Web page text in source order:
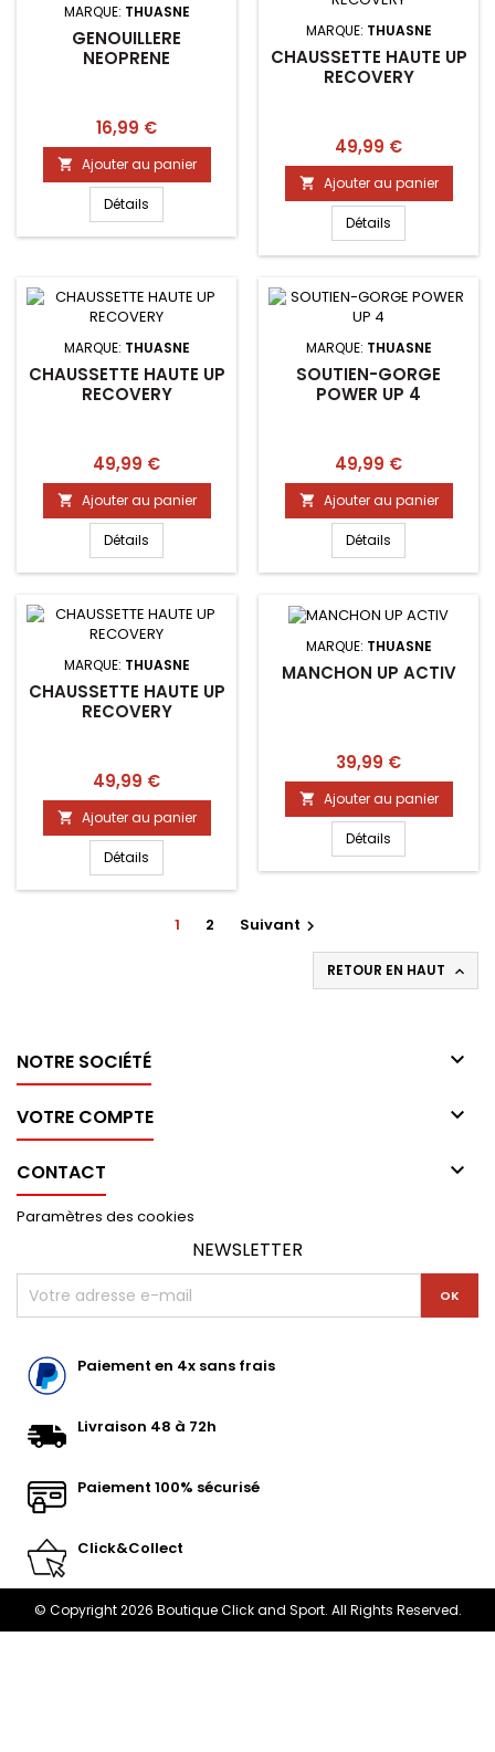
MARQUE: THUASNE
GENOUILLERE
NEOPRENE
Prix
16,99 €
 Ajouter au panier
Détails
MARQUE: THUASNE
CHAUSSETTE HAUTE UP
RECOVERY
Prix
49,99 €
 Ajouter au panier
Détails
MARQUE: THUASNE
CHAUSSETTE HAUTE UP
RECOVERY
Prix
49,99 €
 Ajouter au panier
Détails
MARQUE: THUASNE
SOUTIEN-GORGE
POWER UP 4
Prix
49,99 €
 Ajouter au panier
Détails
MARQUE: THUASNE
CHAUSSETTE HAUTE UP
RECOVERY
Prix
49,99 €
 Ajouter au panier
Détails
MARQUE: THUASNE
MANCHON UP ACTIV
Prix
39,99 €
 Ajouter au panier
Détails
1 2 Suivant 
RETOUR EN HAUT 
NOTRE SOCIÉTÉ 
VOTRE COMPTE 
CONTACT 
Paramètres des cookies
NEWSLETTER
Paiement en 4x sans frais
Livraison 48 à 72h
Paiement 100% sécurisé
Click&Collect
© Copyright 2026 Boutique Click and Sport. All Rights Reserved.